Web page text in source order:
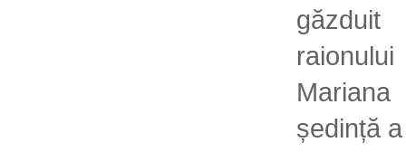
ședință